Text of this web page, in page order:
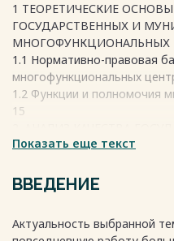
1 ТЕОРЕТИЧЕСКИЕ
ГОСУДАРСТВЕННЫХ И
МНОГОФУНКЦИОНАЛЬНЫХ
1.1 Нормативно-правовая
многофункциональных
1.2 Функции и полномочия
15
«ОРГАНИЗАТОР ПЕРЕВОЗОК»
«Организатор перевозок» 23
2.2 Современные
2.3 Методы оценки качества
Показать еще текст
ВВЕДЕНИЕ
Актуальность выбранной